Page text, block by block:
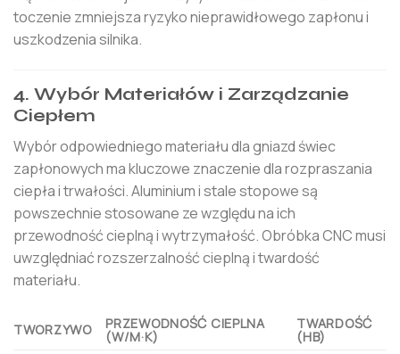
toczenie zmniejsza ryzyko nieprawidłowego zapłonu i
uszkodzenia silnika.
4. Wybór Materiałów i Zarządzanie
Ciepłem
Wybór odpowiedniego materiału dla gniazd świec
zapłonowych ma kluczowe znaczenie dla rozpraszania
ciepła i trwałości. Aluminium i stale stopowe są
powszechnie stosowane ze względu na ich
przewodność cieplną i wytrzymałość. Obróbka CNC musi
uwzględniać rozszerzalność cieplną i twardość
materiału.
TWORZYWO PRZEWODNOŚĆ CIEPLNA
(W/M·K)
TWARDOŚĆ
(HB)